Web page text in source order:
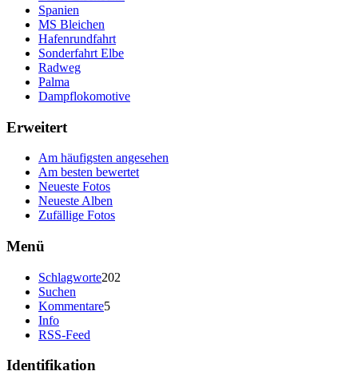
Spanien
MS Bleichen
Hafenrundfahrt
Sonderfahrt Elbe
Radweg
Palma
Dampflokomotive
Erweitert
Am häufigsten angesehen
Am besten bewertet
Neueste Fotos
Neueste Alben
Zufällige Fotos
Menü
Schlagworte202
Suchen
Kommentare5
Info
RSS-Feed
Identifikation